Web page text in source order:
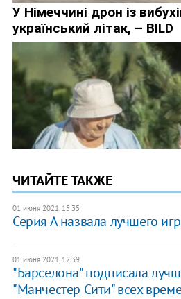
ЧИТАЙТЕ ТАКЖЕ
01 июня 2021, 15:35
Серия А назвала лучшего
01 июня 2021, 12:39
"Барселона" подписала
"Манчестер Сити" всех